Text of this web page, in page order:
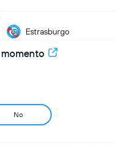
Estrasburgo
No